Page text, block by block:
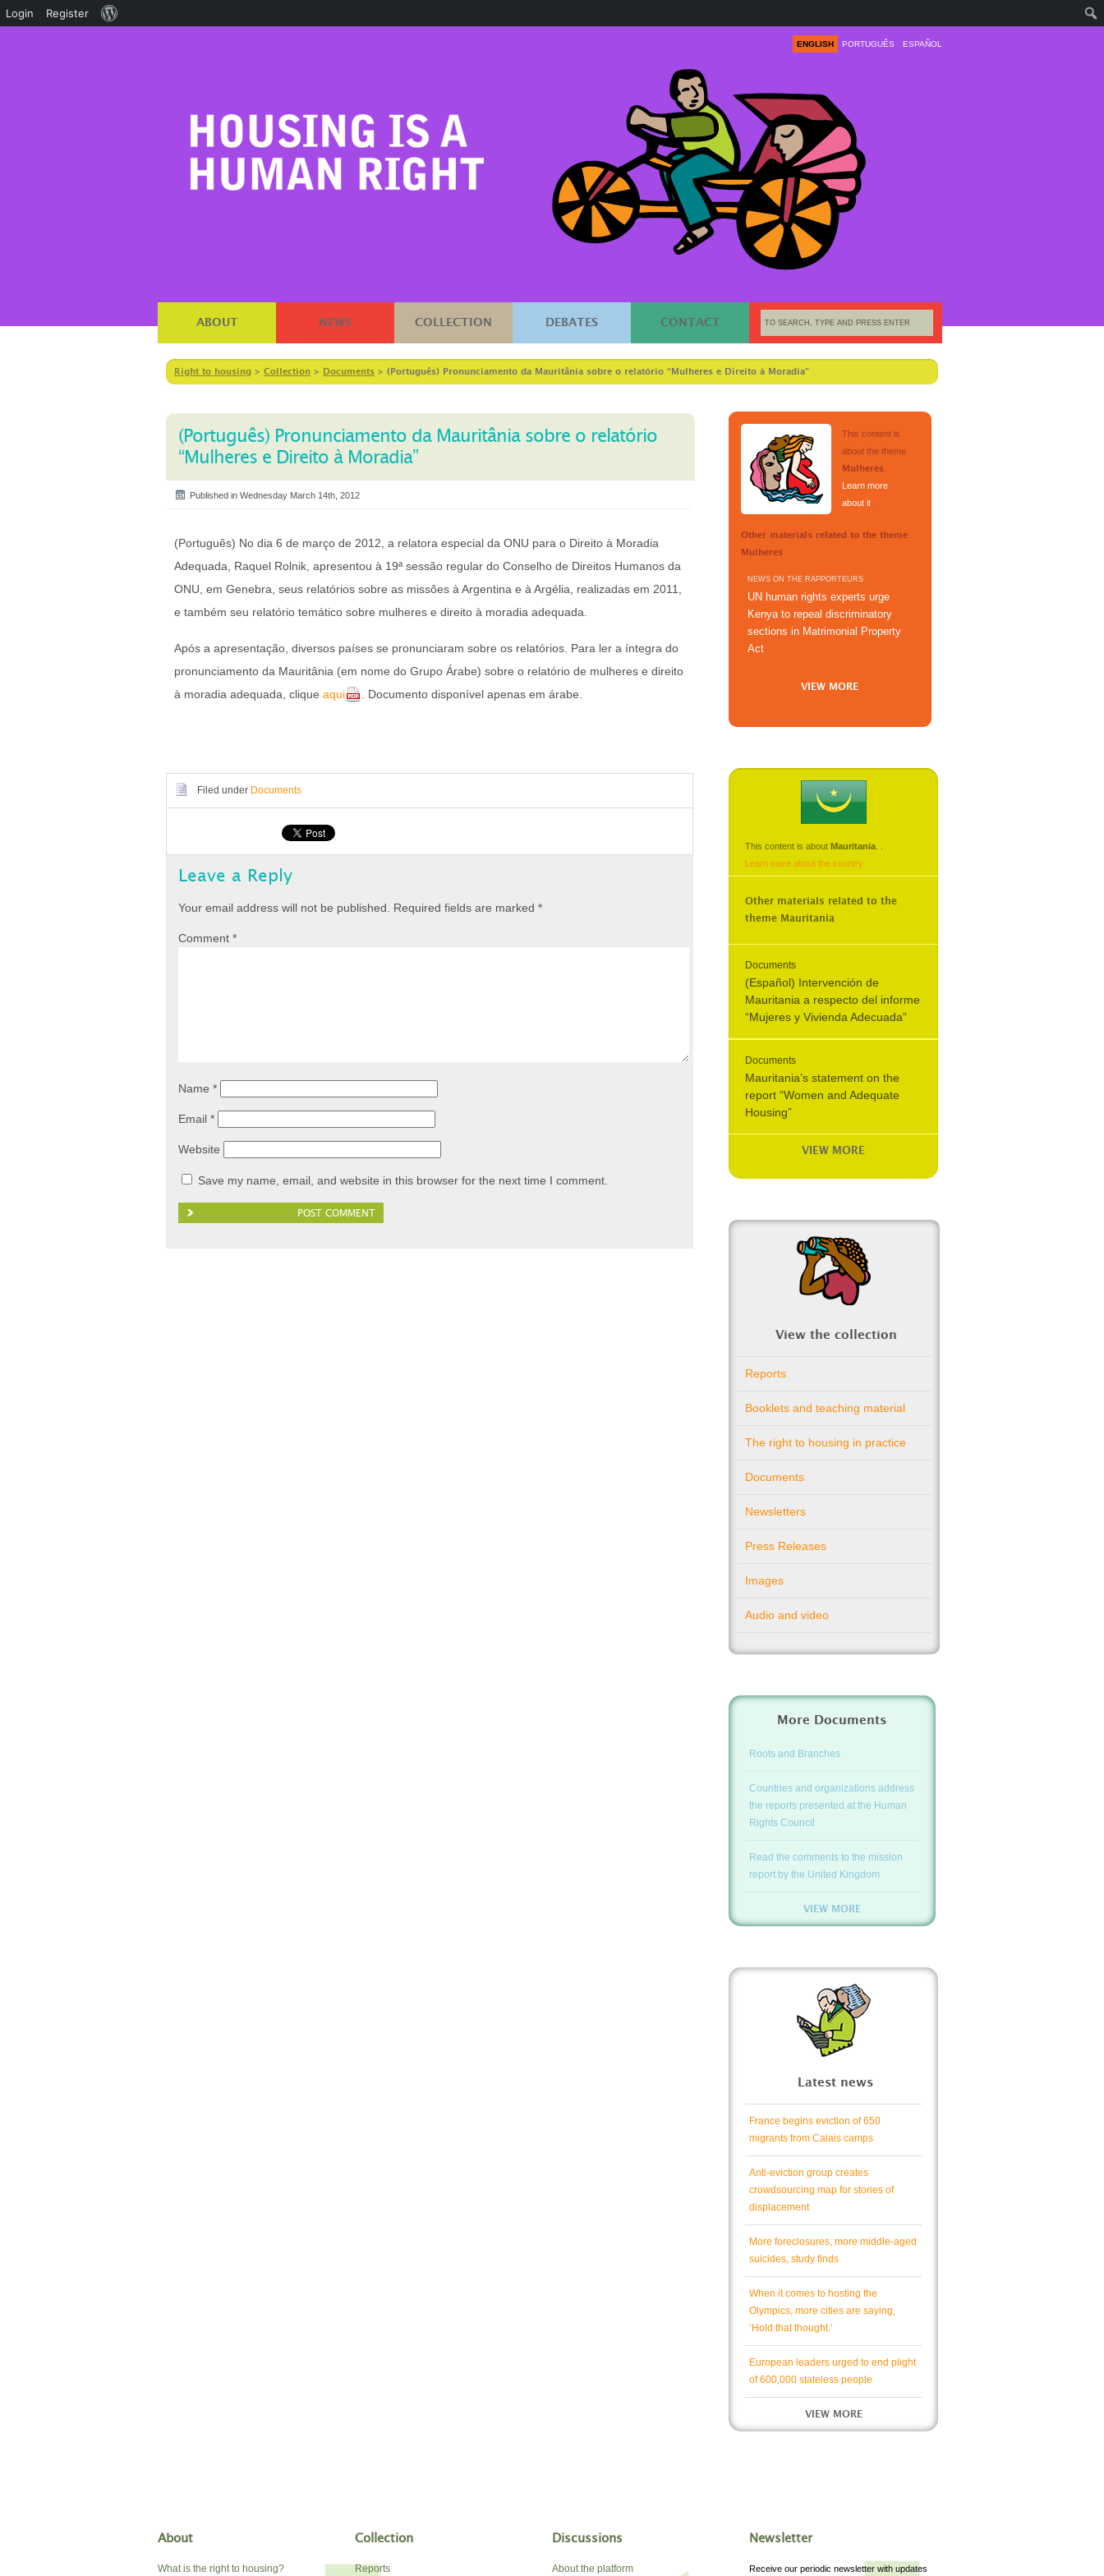
ENGLISH PORTUGUÊS ESPAÑOL
ABOUT NEWS COLLECTION DEBATES CONTACT
Right to housing > Collection > Documents > (Português) Pronunciamento da Mauritânia sobre o relatório “Mulheres e Direito à Moradia”
(Português) Pronunciamento da Mauritânia sobre o relatório
“Mulheres e Direito à Moradia”
Published in Wednesday March 14th, 2012
(Português) No dia 6 de março de 2012, a relatora especial da ONU para o Direito à Moradia
Adequada, Raquel Rolnik, apresentou à 19ª sessão regular do Conselho de Direitos Humanos da
ONU, em Genebra, seus relatórios sobre as missões à Argentina e à Argélia, realizadas em 2011,
e também seu relatório temático sobre mulheres e direito à moradia adequada.
Após a apresentação, diversos países se pronunciaram sobre os relatórios. Para ler a íntegra do
pronunciamento da Mauritânia (em nome do Grupo Árabe) sobre o relatório de mulheres e direito
à moradia adequada, clique aqui . Documento disponível apenas em árabe.
Filed under Documents
Leave a Reply
Your email address will not be published. Required fields are marked *
Comment *
Name *
Email *
Website
Save my name, email, and website in this browser for the next time I comment.
This content is
about the theme
Mulheres
Learn more
about it
Other materials related to the theme
Mulheres
NEWS ON THE RAPPORTEURS
UN human rights experts urge
Kenya to repeal discriminatory
sections in Matrimonial Property
Act
VIEW MORE
This content is about Mauritania
Learn more about the country
Other materials related to the
theme Mauritania
Documents
(Español) Intervención de
Mauritania a respecto del informe
“Mujeres y Vivienda Adecuada”
Documents
Mauritania’s statement on the
report “Women and Adequate
Housing”
VIEW MORE
View the collection
Reports
Booklets and teaching material
The right to housing in practice
Documents
Newsletters
Press Releases
Images
Audio and video
More Documents
Roots and Branches
Countries and organizations address
the reports presented at the Human
Rights Council
Read the comments to the mission
report by the United Kingdom
VIEW MORE
Latest news
France begins eviction of 650
migrants from Calais camps
Anti-eviction group creates
crowdsourcing map for stories of
displacement
More foreclosures, more middle-aged
suicides, study finds
When it comes to hosting the
Olympics, more cities are saying,
‘Hold that thought.’
European leaders urged to end plight
of 600,000 stateless people
VIEW MORE
About
What is the right to housing?
Collection
Reports
Discussions
About the platform
Newsletter
Receive our periodic newsletter with updates
Login Register